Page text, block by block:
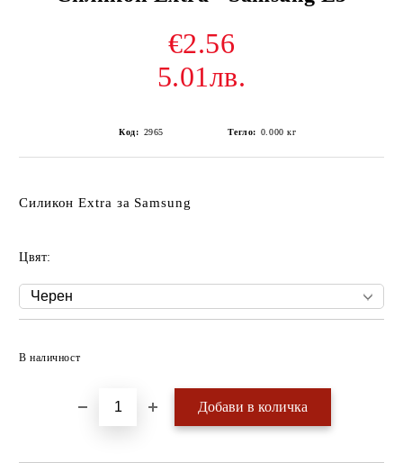
€2.56
5.01лв.
Код: 2965 Тегло: 0.000 кг
Силикон Extra за Samsung
Цвят:
В наличност